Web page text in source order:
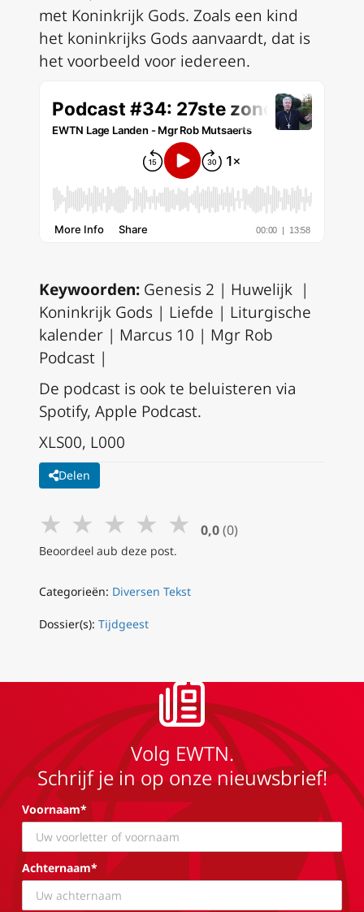
met Koninkrijk Gods. Zoals een kind
het koninkrijks Gods aanvaardt, dat is
het voorbeeld voor iedereen.
Keywoorden: Genesis 2 | Huwelijk |
Koninkrijk Gods | Liefde | Liturgische
kalender | Marcus 10 | Mgr Rob
Podcast |
De podcast is ook te beluisteren via
Spotify, Apple Podcast.
XLS00, L000
Delen
★ ★ ★ ★ ★ 0,0 (0)
Beoordeel aub deze post.
Categorieën: Diversen Tekst
Dossier(s): Tijdgeest
Volg EWTN.
Schrijf je in op onze nieuwsbrief!
Voornaam*
Achternaam*